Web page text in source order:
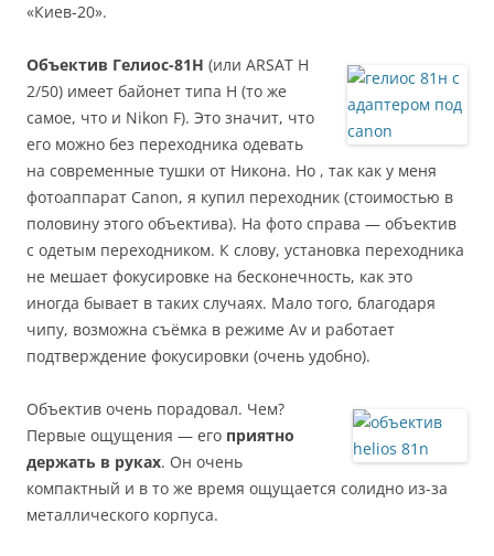
«Киев-20».
Объектив Гелиос-81Н (или ARSAT H
2/50) имеет байонет типа Н (то же
самое, что и Nikon F). Это значит, что
его можно без переходника одевать
на современные тушки от Никона. Но , так как у меня
фотоаппарат Canon, я купил переходник (стоимостью в
половину этого объектива). На фото справа — объектив
с одетым переходником. К слову, установка переходника
не мешает фокусировке на бесконечность, как это
иногда бывает в таких случаях. Мало того, благодаря
чипу, возможна съёмка в режиме Av и работает
подтверждение фокусировки (очень удобно).
Объектив очень порадовал. Чем?
Первые ощущения — его приятно
держать в руках. Он очень
компактный и в то же время ощущается солидно из-за
металлического корпуса.